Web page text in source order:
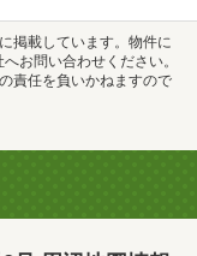
掲載しています。物件に
お問い合わせください。
責任を負いかねますので